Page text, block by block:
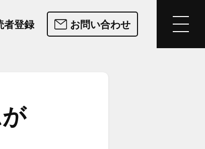
者登録 お問い合わせ